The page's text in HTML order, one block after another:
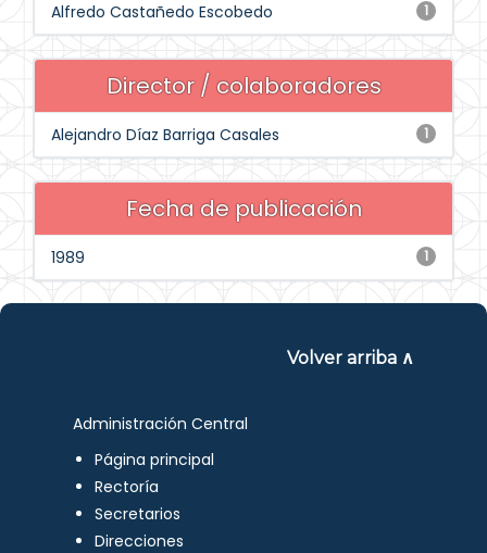
1
Alfredo Castañedo Escobedo
Director / colaboradores
1
Alejandro Díaz Barriga Casales
Fecha de publicación
1
1989
Volver arriba ∧
Administración Central
Página principal
Rectoría
Secretarios
Direcciones